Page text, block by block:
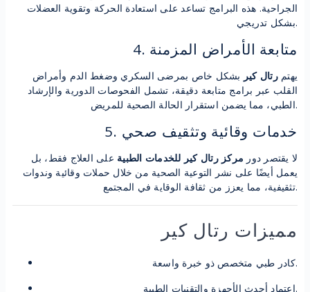
الجراحية. هذه البرامج تساعد على استعادة الحركة وتقوية العضلات
بشكل تدريجي.
4. متابعة الأمراض المزمنة
يهتمرتال كير بشكل خاص بمرضى السكري وضغط الدم وأمراض
القلب عبر برامج متابعة دقيقة، تشمل الفحوصات الدورية والإرشاد
الطبي، مما يضمن استقرار الحالة الصحية للمريض.
5. خدمات وقائية وتثقيف صحي
لا يقتصر دور مركز رتال كير للخدمات الطبية على العلاج فقط، بل
يعمل أيضًا على نشر التوعية الصحية من خلال حملات وقائية وندوات
تثقيفية، مما يعزز من ثقافة الوقاية في المجتمع.
مميزات رتال كير
كادر طبي متخصص ذو خبرة واسعة.
اعتماد أحدث الأجهزة والتقنيات الطبية.